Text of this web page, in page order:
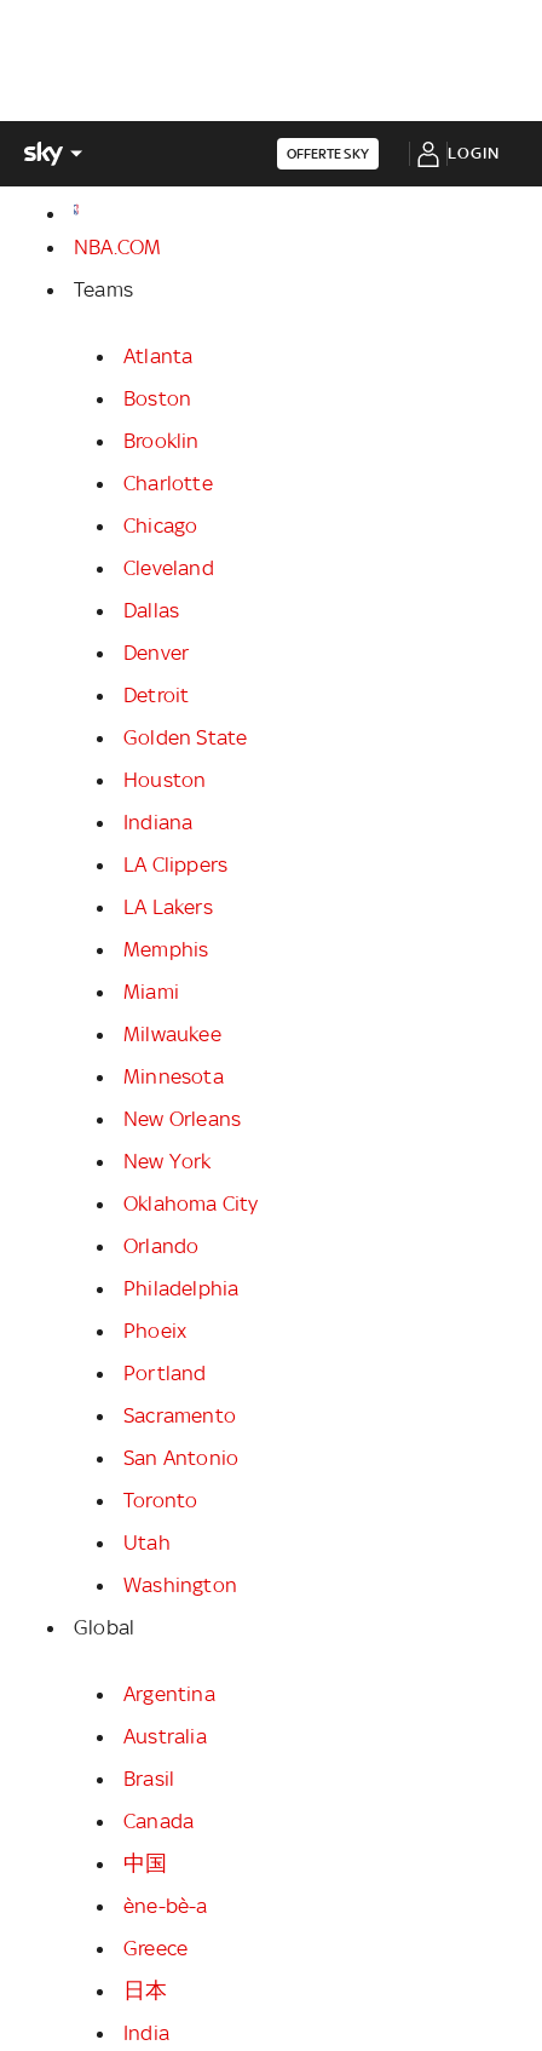
OFFERTE SKY LOGIN
NBA.COM
Teams
Atlanta
Boston
Brooklin
Charlotte
Chicago
Cleveland
Dallas
Denver
Detroit
Golden State
Houston
Indiana
LA Clippers
LA Lakers
Memphis
Miami
Milwaukee
Minnesota
New Orleans
New York
Oklahoma City
Orlando
Philadelphia
Phoeix
Portland
Sacramento
San Antonio
Toronto
Utah
Washington
Global
Argentina
Australia
Brasil
Canada
中国
ène-bè-a
Greece
日本
India